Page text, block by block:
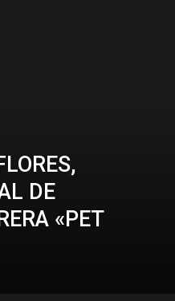
DE
«PET